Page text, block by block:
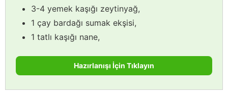
3-4 yemek kaşığı zeytinyağ,
1 çay bardağı sumak ekşisi,
1 tatlı kaşığı nane,
Hazırlanışı İçin Tıklayın